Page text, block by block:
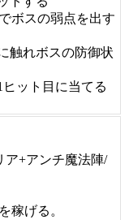
ボスの弱点を出す
触れボスの防御状
ヒット目に当てる
ア+アンチ魔法陣/
稼げる。